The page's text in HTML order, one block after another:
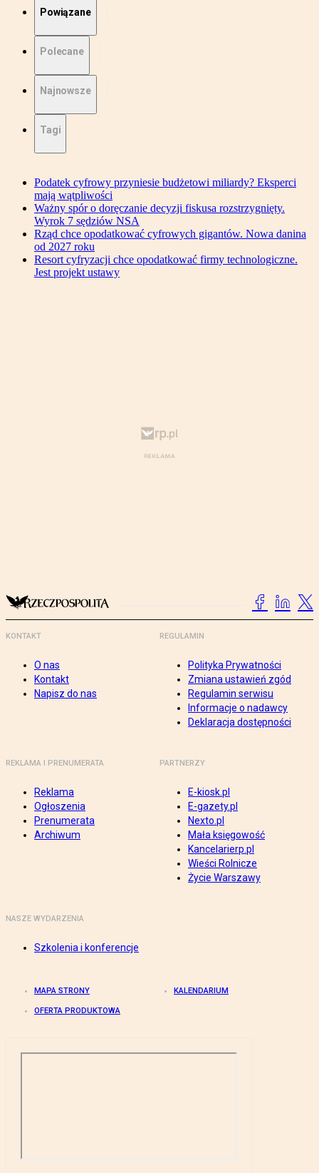
Powiązane
Polecane
Najnowsze
Tagi
Podatek cyfrowy przyniesie budżetowi miliardy? Eksperci
mają wątpliwości
Ważny spór o doręczanie decyzji fiskusa rozstrzygnięty.
Wyrok 7 sędziów NSA
Rząd chce opodatkować cyfrowych gigantów. Nowa danina
od 2027 roku
Resort cyfryzacji chce opodatkować firmy technologiczne.
Jest projekt ustawy
KONTAKT
O nas
Kontakt
Napisz do nas
REGULAMIN
Polityka Prywatności
Zmiana ustawień zgód
Regulamin serwisu
Informacje o nadawcy
Deklaracja dostępności
REKLAMA I PRENUMERATA
Reklama
Ogłoszenia
Prenumerata
Archiwum
PARTNERZY
E-kiosk.pl
E-gazety.pl
Nexto.pl
Mała księgowość
Kancelarierp.pl
Wieści Rolnicze
Życie Warszawy
NASZE WYDARZENIA
Szkolenia i konferencje
MAPA STRONY KALENDARIUM
OFERTA PRODUKTOWA